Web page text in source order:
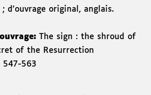
d'ouvrage original, anglais.
The sign : the shroud of
of the Resurrection
547-563